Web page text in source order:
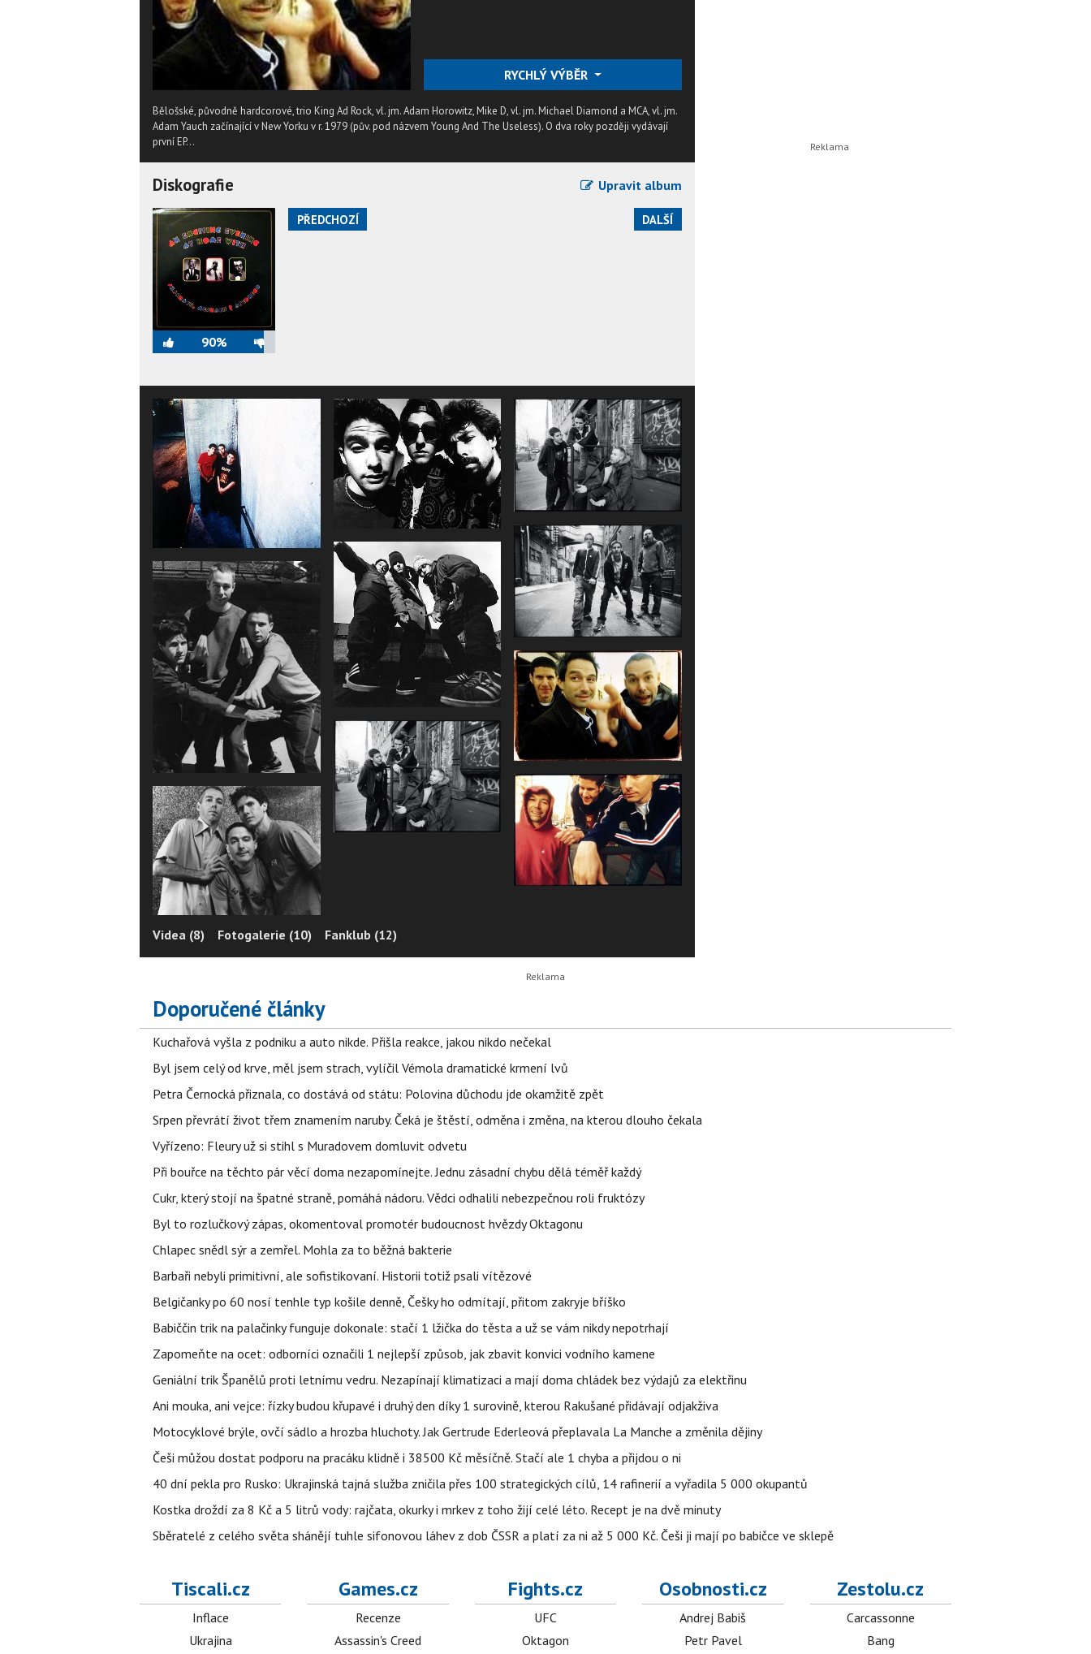
RYCHLÝ VÝBĚR
Bělošské, původně hardcorové, trio King Ad Rock, vl. jm. Adam Horowitz, Mike D, vl. jm. Michael Diamond a MCA, vl. jm.
Adam Yauch začínající v New Yorku v r. 1979 (pův. pod názvem Young And The Useless). O dva roky později vydávají
první EP...
Diskografie Upravit album
90%
PŘEDCHOZÍ DALŠÍ
Videa (8) Fotogalerie (10) Fanklub (12)
Doporučené články
Kuchařová vyšla z podniku a auto nikde. Přišla reakce, jakou nikdo nečekal
Byl jsem celý od krve, měl jsem strach, vylíčil Vémola dramatické krmení lvů
Petra Černocká přiznala, co dostává od státu: Polovina důchodu jde okamžitě zpět
Srpen převrátí život třem znamením naruby. Čeká je štěstí, odměna i změna, na kterou dlouho čekala
Vyřízeno: Fleury už si stihl s Muradovem domluvit odvetu
Při bouřce na těchto pár věcí doma nezapomínejte. Jednu zásadní chybu dělá téměř každý
Cukr, který stojí na špatné straně, pomáhá nádoru. Vědci odhalili nebezpečnou roli fruktózy
Byl to rozlučkový zápas, okomentoval promotér budoucnost hvězdy Oktagonu
Chlapec snědl sýr a zemřel. Mohla za to běžná bakterie
Barbaři nebyli primitivní, ale sofistikovaní. Historii totiž psali vítězové
Belgičanky po 60 nosí tenhle typ košile denně, Češky ho odmítají, přitom zakryje bříško
Babiččin trik na palačinky funguje dokonale: stačí 1 lžička do těsta a už se vám nikdy nepotrhají
Zapomeňte na ocet: odborníci označili 1 nejlepší způsob, jak zbavit konvici vodního kamene
Geniální trik Španělů proti letnímu vedru. Nezapínají klimatizaci a mají doma chládek bez výdajů za elektřinu
Ani mouka, ani vejce: řízky budou křupavé i druhý den díky 1 surovině, kterou Rakušané přidávají odjakživa
Motocyklové brýle, ovčí sádlo a hrozba hluchoty. Jak Gertrude Ederleová přeplavala La Manche a změnila dějiny
Češi můžou dostat podporu na pracáku klidně i 38500 Kč měsíčně. Stačí ale 1 chyba a přijdou o ni
40 dní pekla pro Rusko: Ukrajinská tajná služba zničila přes 100 strategických cílů, 14 rafinerií a vyřadila 5 000 okupantů
Kostka droždí za 8 Kč a 5 litrů vody: rajčata, okurky i mrkev z toho žijí celé léto. Recept je na dvě minuty
Sběratelé z celého světa shánějí tuhle sifonovou láhev z dob ČSSR a platí za ni až 5 000 Kč. Češi ji mají po babičce ve sklepě
Tiscali.cz
Inflace
Ukrajina
Games.cz
Recenze
Assassin's Creed
Fights.cz
UFC
Oktagon
Osobnosti.cz
Andrej Babiš
Petr Pavel
Zestolu.cz
Carcassonne
Bang